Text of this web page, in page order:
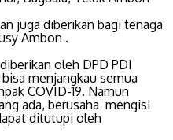
juga diberikan bagi tenaga
Ambon .
oleh DPD PDI
menjangkau semua
COVID-19. Namun
ada, berusaha mengisi
ditutupi oleh